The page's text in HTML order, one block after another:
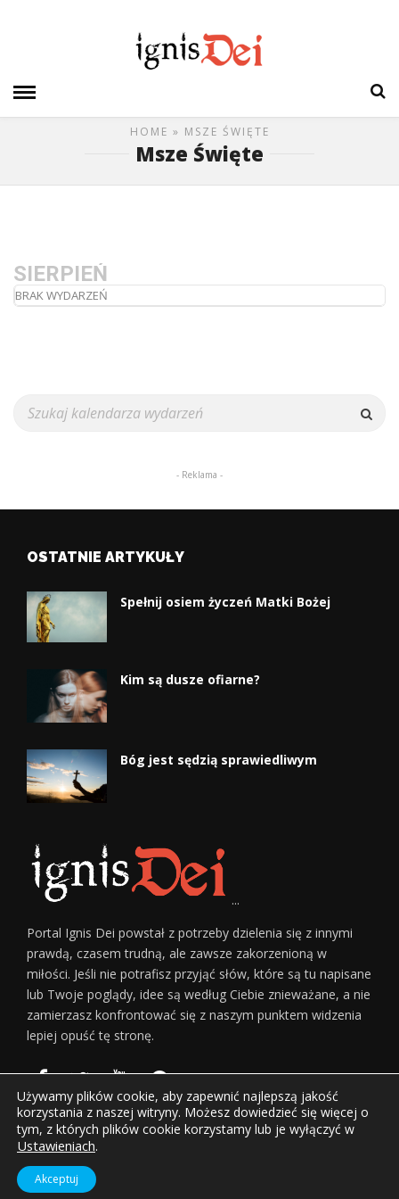
HOME » MSZE ŚWIĘTE
Msze Święte
SIERPIEŃ
BRAK WYDARZEŃ
- Reklama -
OSTATNIE ARTYKUŁY
Spełnij osiem życzeń Matki Bożej
Kim są dusze ofiarne?
Bóg jest sędzią sprawiedliwym
...
Portal Ignis Dei powstał z potrzeby dzielenia się z innymi
prawdą, czasem trudną, ale zawsze zakorzenioną w
miłości. Jeśli nie potrafisz przyjąć słów, które są tu napisane
lub Twoje poglądy, idee są według Ciebie znieważane, a nie
zamierzasz konfrontować się z naszym punktem widzenia
lepiej opuść tę stronę.
Home O Nas
© CopyrightGórnicki Invest sp. z o.o.
Używamy plików cookie, aby zapewnić najlepszą jakość
korzystania z naszej witryny. Możesz dowiedzieć się więcej o
tym, z których plików cookie korzystamy lub je wyłączyć w
Ustawieniach.
Akceptuj